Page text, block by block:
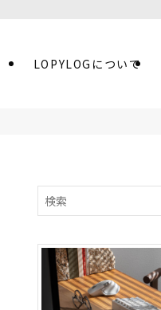
LOPYLOGについて